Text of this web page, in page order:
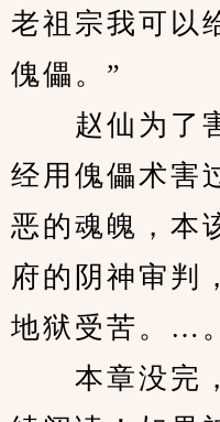
老祖宗我可以
傀儡。”
赵仙为了害
经用傀儡术害
恶的魂魄，本
府的阴神审判
地狱受苦。…
本章没完